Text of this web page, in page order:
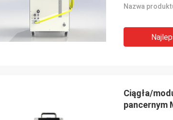
Nazwa
Ciągła/
pancernym